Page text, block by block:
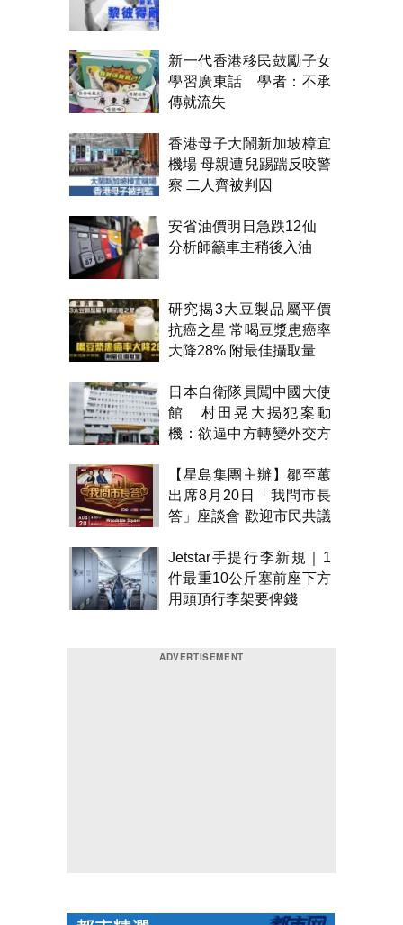
新一代香港移民鼓勵子女
學習廣東話 學者：不承
傳就流失
香港母子大鬧新加坡樟宜
機場 母親遭兒踢踹反咬警
察 二人齊被判囚
安省油價明日急跌12仙
分析師籲車主稍後入油
研究揭3大豆製品屬平價
抗癌之星 常喝豆漿患癌率
大降28% 附最佳攝取量
日本自衛隊員闖中國大使
館 村田晃大揭犯案動
機：欲逼中方轉變外交方
【星島集團主辦】鄒至蕙
出席8月20日「我問市長
答」座談會 歡迎市民共議
Jetstar手提行李新規｜1
件最重10公斤塞前座下方
用頭頂行李架要俾錢